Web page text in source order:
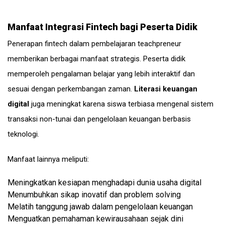
Manfaat Integrasi Fintech bagi Peserta Didik
Penerapan fintech dalam pembelajaran teachpreneur
memberikan berbagai manfaat strategis. Peserta didik
memperoleh pengalaman belajar yang lebih interaktif dan
sesuai dengan perkembangan zaman. Literasi keuangan
digital juga meningkat karena siswa terbiasa mengenal sistem
transaksi non-tunai dan pengelolaan keuangan berbasis
teknologi.
Manfaat lainnya meliputi:
Meningkatkan kesiapan menghadapi dunia usaha digital
Menumbuhkan sikap inovatif dan problem solving
Melatih tanggung jawab dalam pengelolaan keuangan
Menguatkan pemahaman kewirausahaan sejak dini